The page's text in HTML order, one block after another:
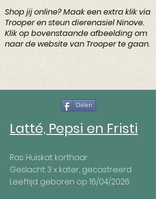
Shop jij online? Maak een extra klik via
Trooper en steun dierenasiel Ninove.
Klik op bovenstaande afbeelding om
naar de website van Trooper te gaan.
Delen
Latté, Pepsi en Fristi
Ras: Huiskat korthaar
Geslacht: 3 x kater, gecastreerd
Leeftijd: geboren op 16/04/2026